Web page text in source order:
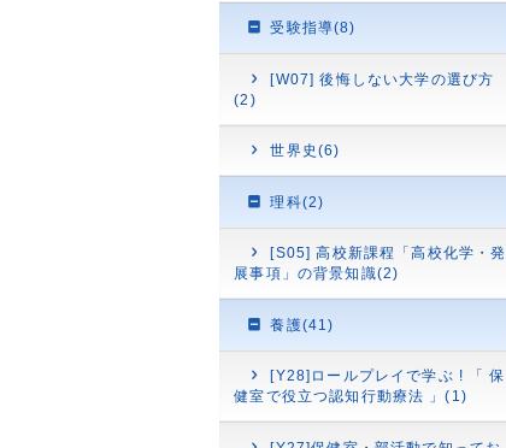
受験指導(8)
[W07] 後悔しない大学の選び方
(2)
世界史(6)
理科(2)
[S05] 高校新課程「高校化学・発
展事項」の背景知識(2)
養護(41)
[Y28]ロールプレイで学ぶ ! 「 保
健室で役立つ認知行動療法 」(1)